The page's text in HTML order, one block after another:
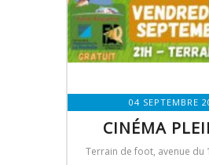
04 SEPTEMBRE
CINÉMA
Terrain de foot, avenue du